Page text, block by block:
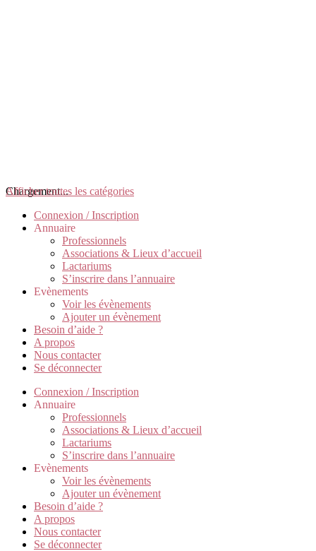
Chargement...
Afficher toutes les catégories
Connexion / Inscription
Annuaire
Professionnels
Associations & Lieux d’accueil
Lactariums
S’inscrire dans l’annuaire
Evènements
Voir les évènements
Ajouter un évènement
Besoin d’aide ?
A propos
Nous contacter
Se déconnecter
Connexion / Inscription
Annuaire
Professionnels
Associations & Lieux d’accueil
Lactariums
S’inscrire dans l’annuaire
Evènements
Voir les évènements
Ajouter un évènement
Besoin d’aide ?
A propos
Nous contacter
Se déconnecter